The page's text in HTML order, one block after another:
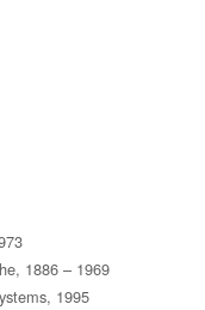
1886 – 1969
1995